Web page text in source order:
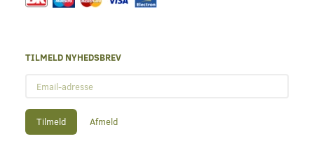
TILMELD NYHEDSBREV
adresse
Tilmeld Afmeld